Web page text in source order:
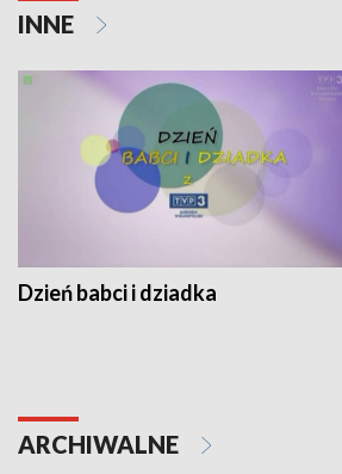
INNE
Dzień babci i dziadka
ARCHIWALNE